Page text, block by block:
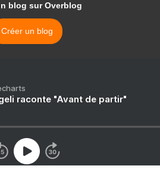
blog sur Overblog
Créer un blog
raconte "Avant de partir"